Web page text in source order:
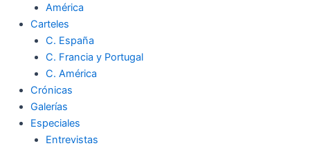
América
Carteles
C. España
C. Francia y Portugal
C. América
Crónicas
Galerías
Especiales
Entrevistas